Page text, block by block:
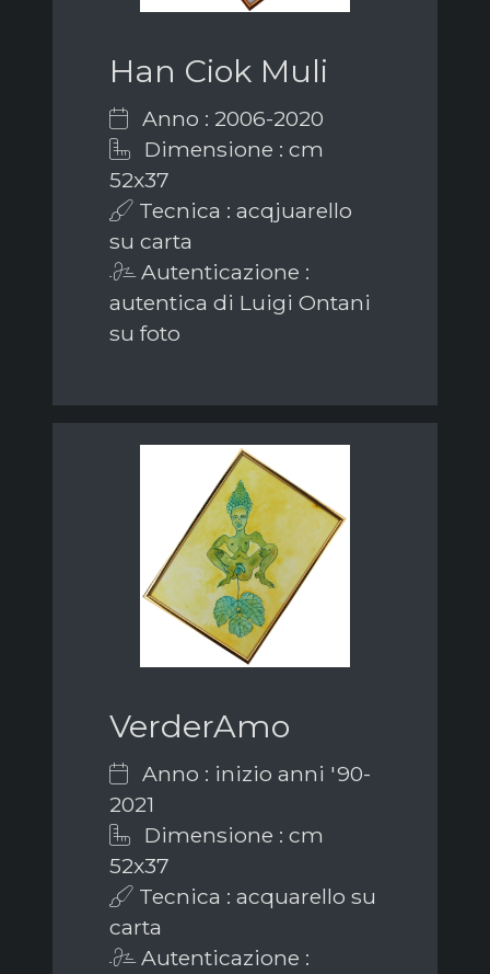
Han Ciok Muli
Anno : 2006-2020
Dimensione : cm
52x37
Tecnica : acqjuarello
su carta
Autenticazione :
autentica di Luigi Ontani
su foto
VerderAmo
Anno : inizio anni '90-
2021
Dimensione : cm
52x37
Tecnica : acquarello su
carta
Autenticazione :